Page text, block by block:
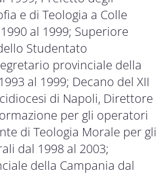
e di Teologia a Colle
al 1999; Superiore
Studentato
provinciale della
al 1999; Decano del XII
di Napoli, Direttore
per gli operatori
di Teologia Morale per gli
dal 1998 al 2003;
della Campania dal